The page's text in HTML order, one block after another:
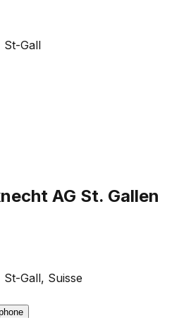
St-Gall
AG St. Gallen
St-Gall, Suisse